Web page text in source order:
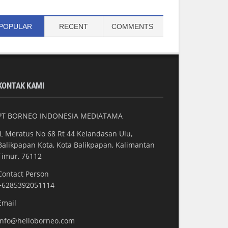
RECENT COMMENTS
KAMI
BORNEO INDONESIA MEDIATAMA
Meratus No 68 Rt 44 Kelandasan Ulu,
Kota, Kota Balikpapan, Kalimantan
76112
Person